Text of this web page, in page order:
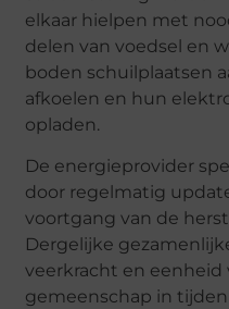
elkaar hielpen met
delen van voedsel en
boden schuilplaatsen
afkoelen en hun
opladen.
De energieprovider
door regelmatig
voortgang van de
Dergelijke
veerkracht en eenheid
gemeenschap in tijden